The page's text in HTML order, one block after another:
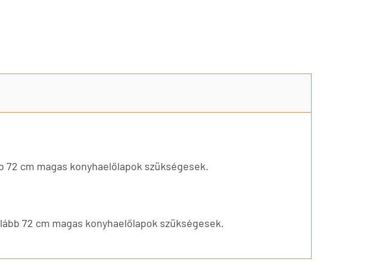
cm magas konyhaelőlapok szükségesek.
72 cm magas konyhaelőlapok szükségesek.